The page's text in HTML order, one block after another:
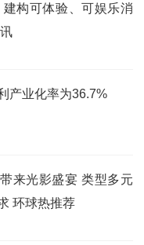
构可体验、可娱乐消
产业化率为36.7%
来光影盛宴 类型多元
环球热推荐